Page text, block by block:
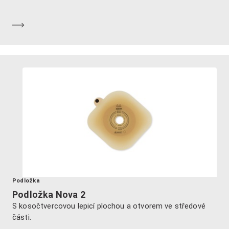
Podložka
Podložka Nova 2
S kosočtvercovou lepicí plochou a otvorem ve středové
části.